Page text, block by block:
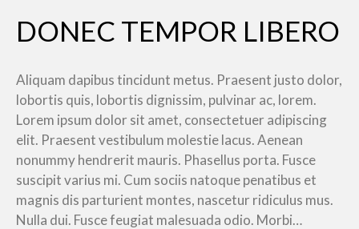
DONEC TEMPOR LIBERO
Aliquam dapibus tincidunt metus. Praesent justo dolor,
lobortis quis, lobortis dignissim, pulvinar ac, lorem.
Lorem ipsum dolor sit amet, consectetuer adipiscing
elit. Praesent vestibulum molestie lacus. Aenean
nonummy hendrerit mauris. Phasellus porta. Fusce
suscipit varius mi. Cum sociis natoque penatibus et
magnis dis parturient montes, nascetur ridiculus mus.
Nulla dui. Fusce feugiat malesuada odio. Morbi…